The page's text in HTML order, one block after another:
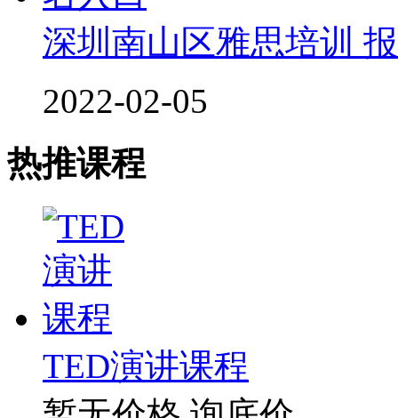
深圳南山区雅思培训
2022-02-05
热推课程
TED演讲课程